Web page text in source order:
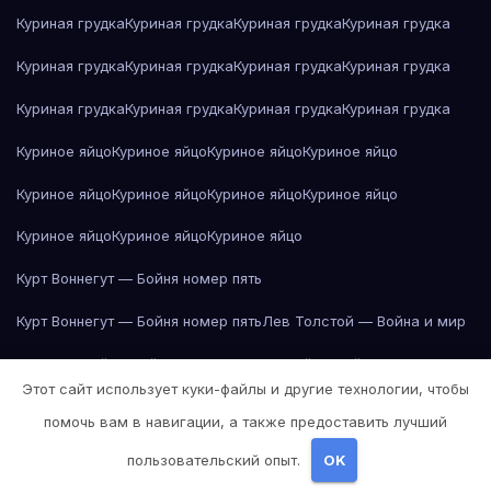
Куриная грудкаКуриная грудкаКуриная грудкаКуриная грудка
Куриная грудкаКуриная грудкаКуриная грудкаКуриная грудка
Куриная грудкаКуриная грудкаКуриная грудкаКуриная грудка
Куриное яйцоКуриное яйцоКуриное яйцоКуриное яйцо
Куриное яйцоКуриное яйцоКуриное яйцоКуриное яйцо
Куриное яйцоКуриное яйцоКуриное яйцо
Курт Воннегут — Бойня номер пять
Курт Воннегут — Бойня номер пятьЛев Толстой — Война и мир
Лев Толстой — Война и мирЛев Толстой — Война и мир
Этот сайт использует куки-файлы и другие технологии, чтобы
помочь вам в навигации, а также предоставить лучший
пользовательский опыт. OK